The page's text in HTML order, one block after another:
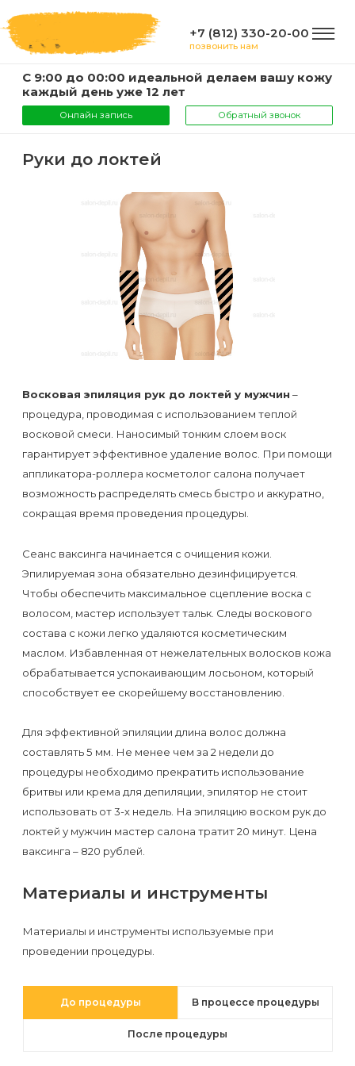
+7 (812) 330-20-00
позвонить нам
С 9:00 до 00:00 идеальной делаем вашу кожу
каждый день уже 12 лет
Онлайн запись Обратный звонок
ГЛАВНАЯ
Мужская
депиляция
Бикини-
дизайн
КОМПАНИЯ
Материалы
и
инструменты
Оборудование
Администраторы
Контакты
ИНФОРМАЦИЯ
Вопросы-
ответы
Статьи
Блог
Карта
к
процедуре
эпиляции
или
сахаром
Эпиляция
в
и
Формула-1
Эпиляция
перед
важным
событием
Противопоказания
Что
перед
Руки до локтей
Восковая эпиляция рук до локтей у мужчин –
процедура, проводимая с использованием теплой
восковой смеси. Наносимый тонким слоем воск
гарантирует эффективное удаление волос. При помощи
аппликатора-роллера косметолог салона получает
возможность распределять смесь быстро и аккуратно,
сокращая время проведения процедуры.
Сеанс ваксинга начинается с очищения кожи.
Эпилируемая зона обязательно дезинфицируется.
Чтобы обеспечить максимальное сцепление воска с
волосом, мастер использует тальк. Следы воскового
состава с кожи легко удаляются косметическим
маслом. Избавленная от нежелательных волосков кожа
обрабатывается успокаивающим лосьоном, который
способствует ее скорейшему восстановлению.
Для эффективной эпиляции длина волос должна
составлять 5 мм. Не менее чем за 2 недели до
процедуры необходимо прекратить использование
бритвы или крема для депиляции, эпилятор не стоит
использовать от 3-х недель. На эпиляцию воском рук до
локтей у мужчин мастер салона тратит 20 минут. Цена
ваксинга – 820 рублей.
Материалы и инструменты
Материалы и инструменты используемые при
проведении процедуры.
До процедуры В процессе процедуры
После процедуры